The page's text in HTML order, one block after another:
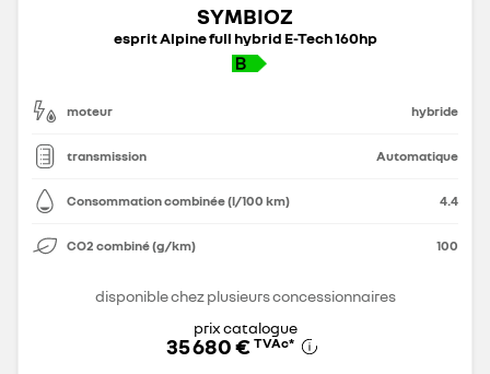
SYMBIOZ
esprit Alpine full hybrid E-Tech 160hp
moteur hybride
transmission Automatique
Consommation combinée (l/100 km) 4.4
CO2 combiné (g/km) 100
disponible chez plusieurs concessionnaires
prix catalogue
35 680 € TVAc*